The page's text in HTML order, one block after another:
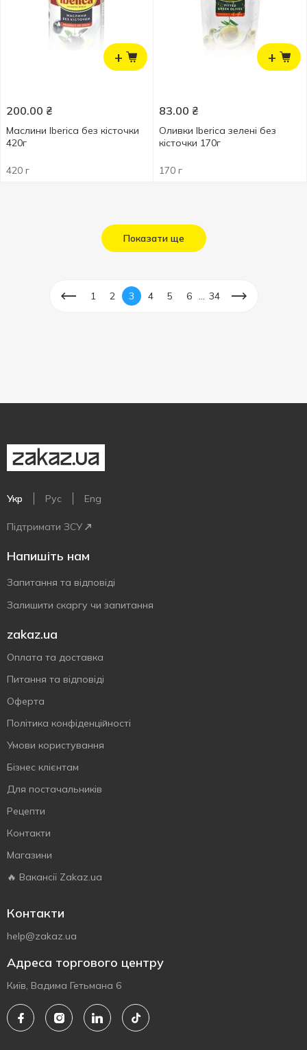
+
200.00 ₴
Маслини Iberica без кісточки
420г
420 г
+
83.00 ₴
Оливки Iberica зелені без
кісточки 170г
170 г
Показати ще
1 2 3 4 5 6 34
Укр Рус Eng
Підтримати ЗСУ
Напишіть нам
Запитання та відповіді
Залишити скаргу чи запитання
zakaz.ua
Оплата та доставка
Питання та відповіді
Оферта
Політика конфіденційності
Умови користування
Бізнес клієнтам
Для постачальників
Рецепти
Контакти
Магазини
🔥 Вакансії Zakaz.ua
Контакти
help@zakaz.ua
Адреса торгового центру
Київ, Вадима Гетьмана 6